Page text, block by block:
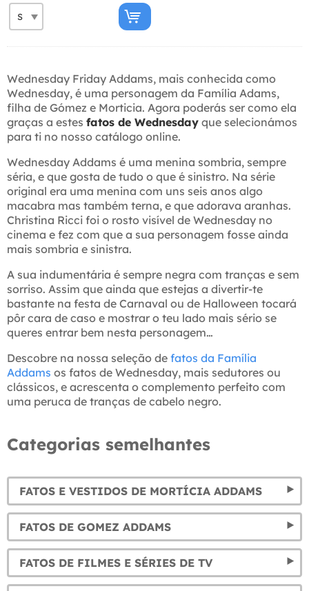
Wednesday Friday Addams, mais conhecida como
Wednesday, é uma personagem da Família Adams,
filha de Gómez e Morticia. Agora poderás ser como ela
graças a estes fatos de Wednesday que selecionámos
para ti no nosso catálogo online.
Wednesday Addams é uma menina sombria, sempre
séria, e que gosta de tudo o que é sinistro. Na série
original era uma menina com uns seis anos algo
macabra mas também terna, e que adorava aranhas.
Christina Ricci foi o rosto visível de Wednesday no
cinema e fez com que a sua personagem fosse ainda
mais sombria e sinistra.
A sua indumentária é sempre negra com tranças e sem
sorriso. Assim que ainda que estejas a divertir-te
bastante na festa de Carnaval ou de Halloween tocará
pôr cara de caso e mostrar o teu lado mais sério se
queres entrar bem nesta personagem…
Descobre na nossa seleção de fatos da Família
Addams os fatos de Wednesday, mais sedutores ou
clássicos, e acrescenta o complemento perfeito com
uma peruca de tranças de cabelo negro.
Categorias semelhantes
FATOS E VESTIDOS DE MORTÍCIA ADDAMS
FATOS DE GOMEZ ADDAMS
FATOS DE FILMES E SÉRIES DE TV